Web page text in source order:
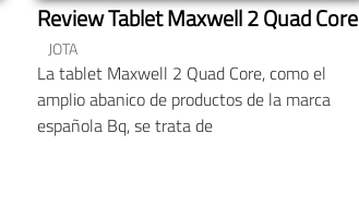
Review Tablet Maxwell 2 Quad Core
JOTA
La tablet Maxwell 2 Quad Core, como el
amplio abanico de productos de la marca
española Bq, se trata de